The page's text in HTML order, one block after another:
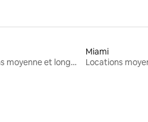
Locations moyenne et longue durée
Miami